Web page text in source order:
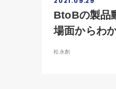
BtoBの製品
場面からわ
松永創